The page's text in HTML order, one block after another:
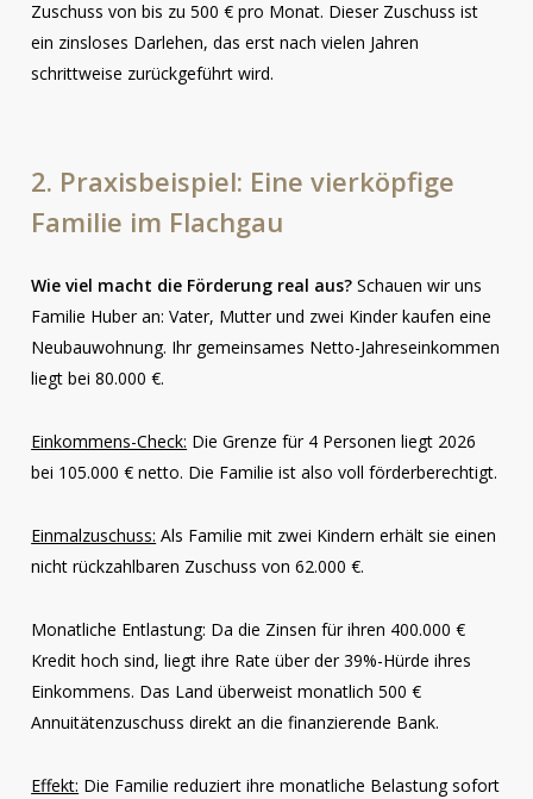
Zuschuss von bis zu 500 € pro Monat. Dieser Zuschuss ist
ein zinsloses Darlehen, das erst nach vielen Jahren
schrittweise zurückgeführt wird.
2. Praxisbeispiel: Eine vierköpfige
Familie im Flachgau
Wie viel macht die Förderung real aus? Schauen wir uns
Familie Huber an: Vater, Mutter und zwei Kinder kaufen eine
Neubauwohnung. Ihr gemeinsames Netto-Jahreseinkommen
liegt bei 80.000 €.
Einkommens-Check: Die Grenze für 4 Personen liegt 2026
bei 105.000 € netto. Die Familie ist also voll förderberechtigt.
Einmalzuschuss: Als Familie mit zwei Kindern erhält sie einen
nicht rückzahlbaren Zuschuss von 62.000 €.
Monatliche Entlastung: Da die Zinsen für ihren 400.000 €
Kredit hoch sind, liegt ihre Rate über der 39%-Hürde ihres
Einkommens. Das Land überweist monatlich 500 €
Annuitätenzuschuss direkt an die finanzierende Bank.
Effekt: Die Familie reduziert ihre monatliche Belastung sofort